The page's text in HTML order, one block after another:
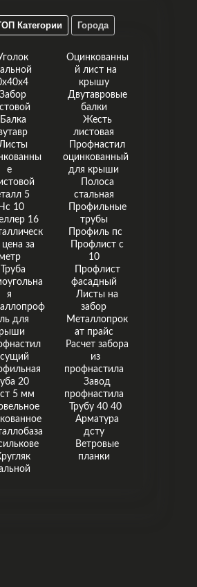
Категории Города
Забор
Балка
е
5
Нс 10
16
за
метр
Оцинкованны
й лист на
крышу
Двутавровые
балки
Жесть
листовая
Профнастил
оцинкованный
для крыши
Полоса
стальная
Профильные
трубы
Профиль пс
Профлист с
10
Труба
я
для
20
5 мм
Профлист
фасадный
Листы на
забор
Металлопрок
ат прайс
Расчет забора
из
профнастила
Завод
профнастила
Трубу 40 40
Арматура
дсту
Ветровые
планки